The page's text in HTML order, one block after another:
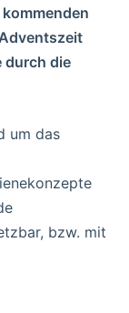
durch die
um das
bzw. mit